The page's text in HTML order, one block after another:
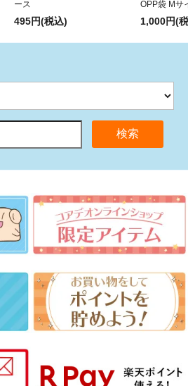
ース
495円(税込)
OPP袋 Mサ
1,000円(
検索